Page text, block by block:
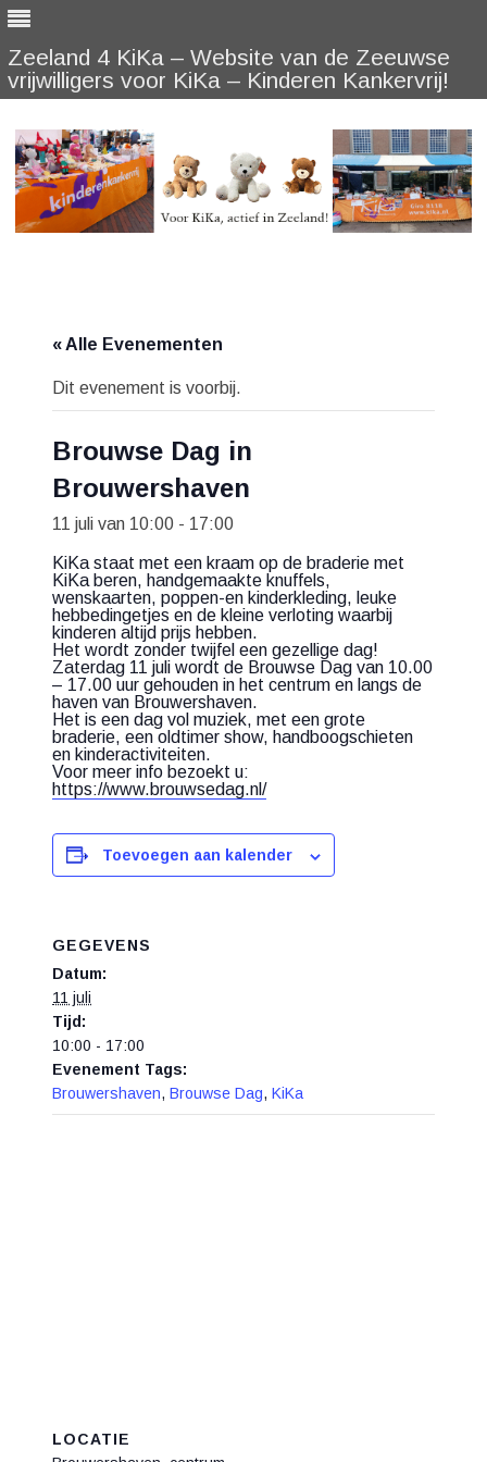
Zeeland 4 KiKa – Website van de Zeeuwse
vrijwilligers voor KiKa – Kinderen Kankervrij!
« Alle Evenementen
Dit evenement is voorbij.
Brouwse Dag in
Brouwershaven
11 juli van 10:00 - 17:00
KiKa staat met een kraam op de braderie met
KiKa beren, handgemaakte knuffels,
wenskaarten, poppen-en kinderkleding, leuke
hebbedingetjes en de kleine verloting waarbij
kinderen altijd prijs hebben.
Het wordt zonder twijfel een gezellige dag!
Zaterdag 11 juli wordt de Brouwse Dag van 10.00
– 17.00 uur gehouden in het centrum en langs de
haven van Brouwershaven.
Het is een dag vol muziek, met een grote
braderie, een oldtimer show, handboogschieten
en kinderactiviteiten.
Voor meer info bezoekt u:
https://www.brouwsedag.nl/
Toevoegen aan kalender
GEGEVENS
Datum:
11 juli
Tijd:
10:00 - 17:00
Evenement Tags:
Brouwershaven, Brouwse Dag, KiKa
LOCATIE